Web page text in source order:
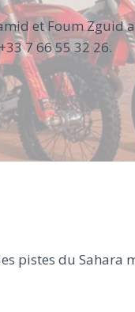
et Foum Zguid
7 66 55 32 26.
pistes du Sahara